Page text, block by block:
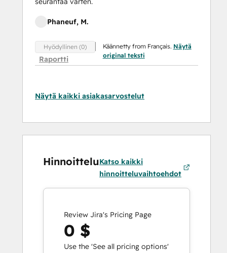
Phaneuf, M.
Hyödyllinen (0)
Raportti
Käännetty from Français. Näytä
original teksti
Näytä kaikki asiakasarvostelut
HinnoitteluKatso kaikki
hinnoitteluvaihtoehdot
Review Jira's Pricing Page
0 $
Use the 'See all pricing options'